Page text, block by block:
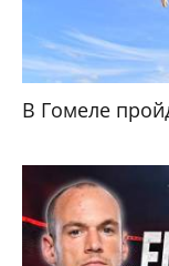
В Гомеле